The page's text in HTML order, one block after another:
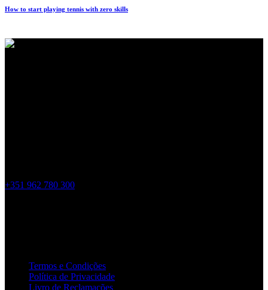
How to start playing tennis with zero skills
+351 962 780 300
Termos e Condições
Política de Privacidade
Livro de Reclamações